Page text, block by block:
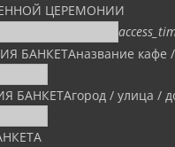
ЦЕРЕМОНИИ
БАНКЕТАназвание кафе
БАНКЕТАгород / улица /